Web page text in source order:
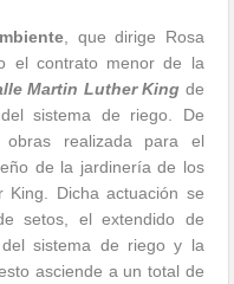
, que dirige Rosa
el contrato menor de la
Martin Luther King de
sistema de riego. De
realizada para el
de la jardinería de los
Dicha actuación se
setos, el extendido de
sistema de riego y la
asciende a un total de